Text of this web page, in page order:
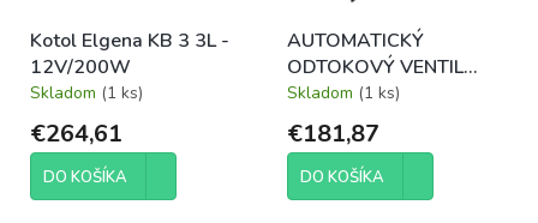
o
vd
u
k
t
o
Kotol Elgena KB 3 3L -
12V/200W
Skladom (1 ks)
€264,61
DO KOŠÍKA
AUTOMATICKÝ
ODTOKOVÝ VENTIL
TRUMA FC TB S
FROSTCONTROL
Skladom (1 ks)
€181,87
DO KOŠÍKA